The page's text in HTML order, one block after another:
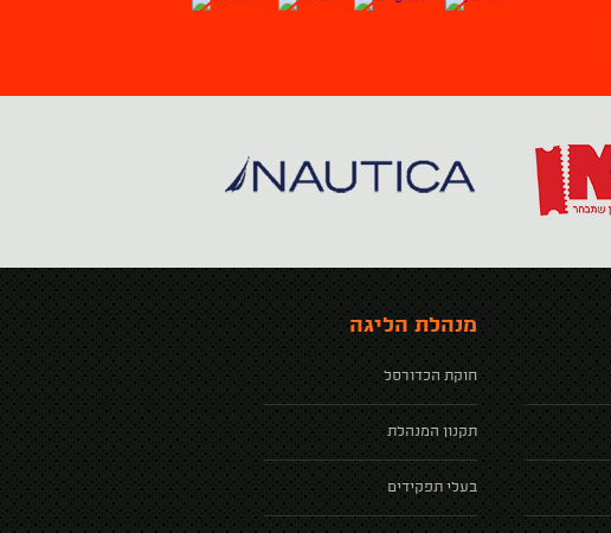
מנהלת הליגה
חוקת הכדורסל
תקנון המנהלת
בעלי תפקידים